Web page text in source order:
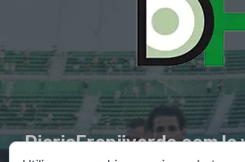
DiarioFranjiverde.com la